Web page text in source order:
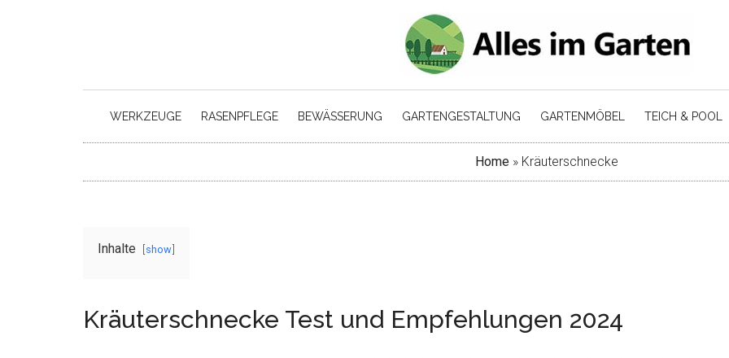
WERKZEUGE RASENPFLEGE BEWÄSSERUNG GARTENGESTALTUNG GARTENMÖBEL TEICH & POOL
Home » Kräuterschnecke
Inhalte show
Kräuterschnecke Test und Empfehlungen 2024